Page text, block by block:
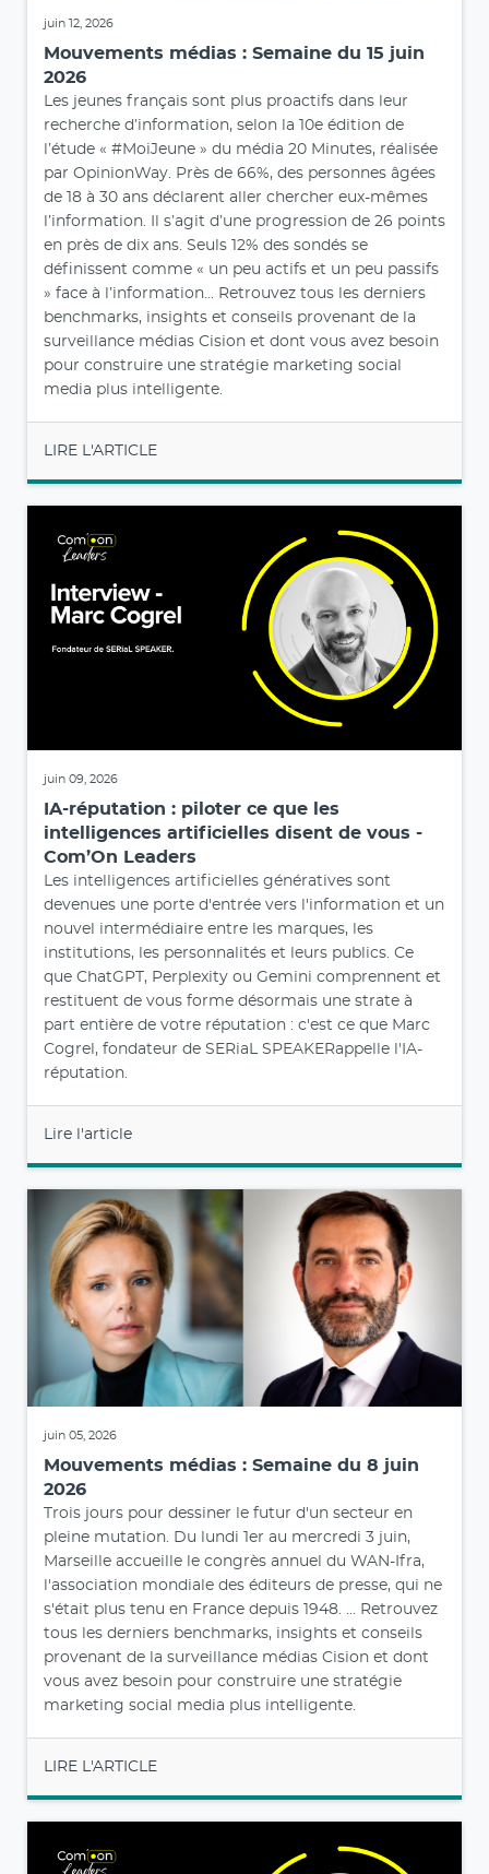
juin 12, 2026
Mouvements médias : Semaine du 15 juin
2026
Les jeunes français sont plus proactifs dans leur
recherche d’information, selon la 10e édition de
l’étude « #MoiJeune » du média 20 Minutes, réalisée
par OpinionWay. Près de 66%, des personnes âgées
de 18 à 30 ans déclarent aller chercher eux-mêmes
l’information. Il s’agit d’une progression de 26 points
en près de dix ans. Seuls 12% des sondés se
définissent comme « un peu actifs et un peu passifs
» face à l’information... Retrouvez tous les derniers
benchmarks, insights et conseils provenant de la
surveillance médias Cision et dont vous avez besoin
pour construire une stratégie marketing social
media plus intelligente.
LIRE L'ARTICLE
juin 09, 2026
IA-réputation : piloter ce que les
intelligences artificielles disent de vous -
Com’On Leaders
Les intelligences artificielles génératives sont
devenues une porte d'entrée vers l'information et un
nouvel intermédiaire entre les marques, les
institutions, les personnalités et leurs publics. Ce
que ChatGPT, Perplexity ou Gemini comprennent et
restituent de vous forme désormais une strate à
part entière de votre réputation : c'est ce que Marc
Cogrel, fondateur de SERiaL SPEAKERappelle l'IA-
réputation.
Lire l'article
juin 05, 2026
Mouvements médias : Semaine du 8 juin
2026
Trois jours pour dessiner le futur d'un secteur en
pleine mutation. Du lundi 1er au mercredi 3 juin,
Marseille accueille le congrès annuel du WAN-Ifra,
l'association mondiale des éditeurs de presse, qui ne
s'était plus tenu en France depuis 1948. ... Retrouvez
tous les derniers benchmarks, insights et conseils
provenant de la surveillance médias Cision et dont
vous avez besoin pour construire une stratégie
marketing social media plus intelligente.
LIRE L'ARTICLE